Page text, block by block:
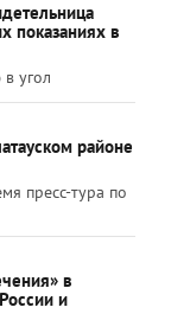
показаниях в
угол
районе
пресс-тура по
в
и